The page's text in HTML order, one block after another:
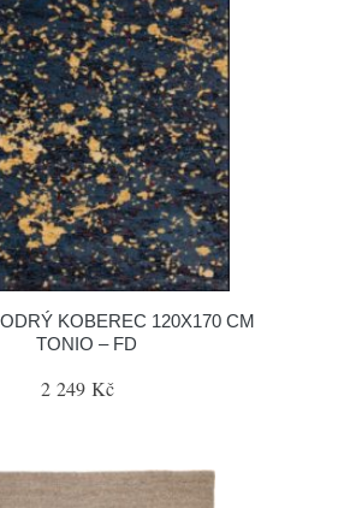
KOBEREC 120X170 CM
TONIO – FD
2 249 Kč